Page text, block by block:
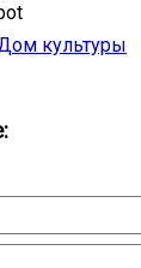
культуры